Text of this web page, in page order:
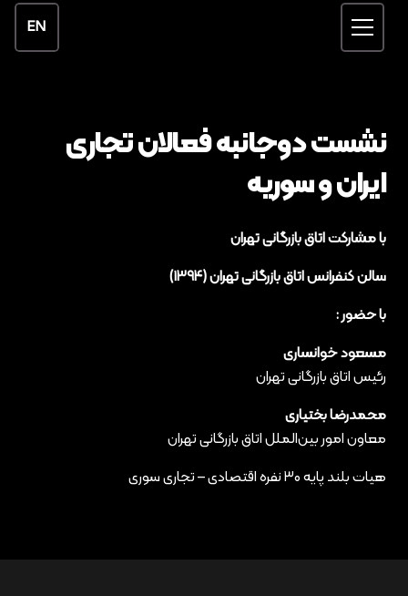
EN
نشست دوجانبه فعالان تجاری
ایران و سوریه
با مشارکت اتاق بازرگانی تهران
سالن کنفرانس اتاق بازرگانی تهران (۱۳۹۴)
با حضور :
مسعود خوانساری
رئیس اتاق بازرگانی تهران
محمدرضا بختیاری
معاون امور بین‌الملل اتاق بازرگانی تهران
هیات بلند پایه ۳۰ نفره اقتصادی – تجاری سوری